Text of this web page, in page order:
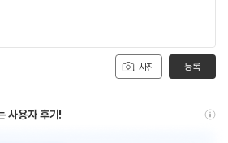
사진 등록
사용자 후기!